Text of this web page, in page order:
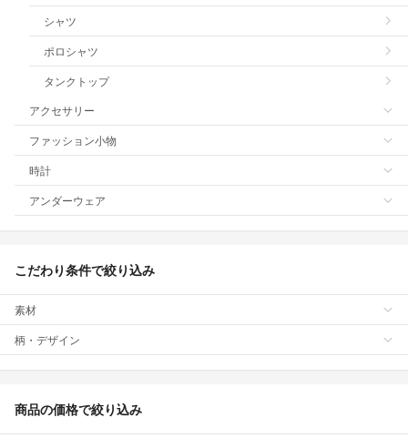
シャツ
ポロシャツ
タンクトップ
アクセサリー
ファッション小物
時計
アンダーウェア
こだわり条件で絞り込み
素材
柄・デザイン
商品の価格で絞り込み